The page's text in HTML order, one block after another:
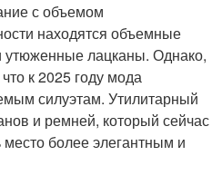
с объемом
находятся объемные
утюженные лацканы. Однако,
к 2025 году мода
силуэтам. Утилитарный
и ремней, который сейчас
место более элегантным и